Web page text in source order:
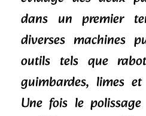
dans un premier
diverses machines
outils tels que
guimbardes, limes
Une fois le